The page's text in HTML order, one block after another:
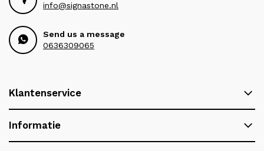
info@signastone.nl
Send us a message
0636309065
Klantenservice
Informatie